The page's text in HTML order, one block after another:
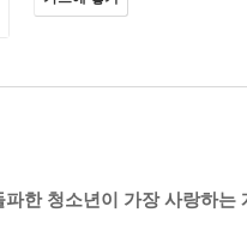
파한 청소년이 가장 사랑하